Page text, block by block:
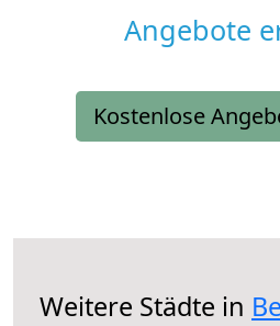
Angebote
Kostenlose
Weitere Städte in